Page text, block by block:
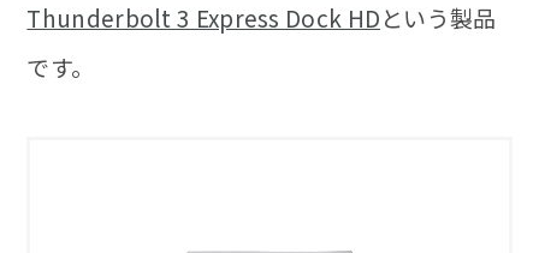
Thunderbolt 3 Express Dock HDという製品
です。